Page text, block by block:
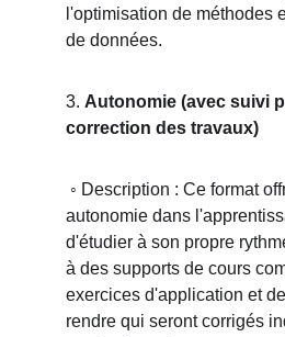
l'optimisation de méthodes
de données.
3. Autonomie (avec suivi
correction des travaux)
◦ Description : Ce format
autonomie dans
d'étudier à son propre
à des supports de cours
exercices d'application et
rendre qui seront corrigés